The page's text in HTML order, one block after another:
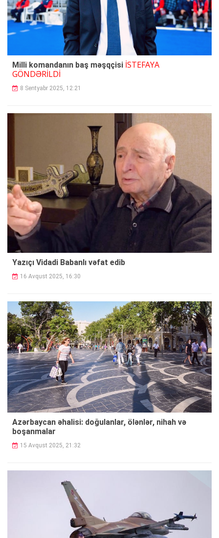
Milli komandanın baş məşqçisi İSTEFAYA
GÖNDƏRİLDİ
8 Sentyabr 2025, 12:21
Yazıçı Vidadi Babanlı vəfat edib
16 Avqust 2025, 16:30
Azərbaycan əhalisi: doğulanlar, ölənlər, nihah və
boşanmalar
15 Avqust 2025, 21:32